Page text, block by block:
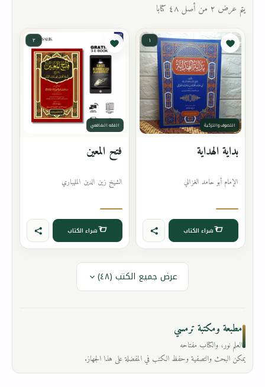
يتم عرض ٢ من أصل ٤٨ كتابا
١
التصوف والتزكية
بداية الهداية
الإمام أبو حامد الغزالي
شراء الكتاب
٢
الفقه الشافعي
فتح المعين
الشيخ زين الدين المليباري
شراء الكتاب
عرض جميع الكتب (٤٨)
مطبعة ومكتبة ترمسي
العلم نور، والكتاب مفتاحه
يمكن البحث والتصفية وحفظ الكتب في المفضلة على هذا الجهاز.